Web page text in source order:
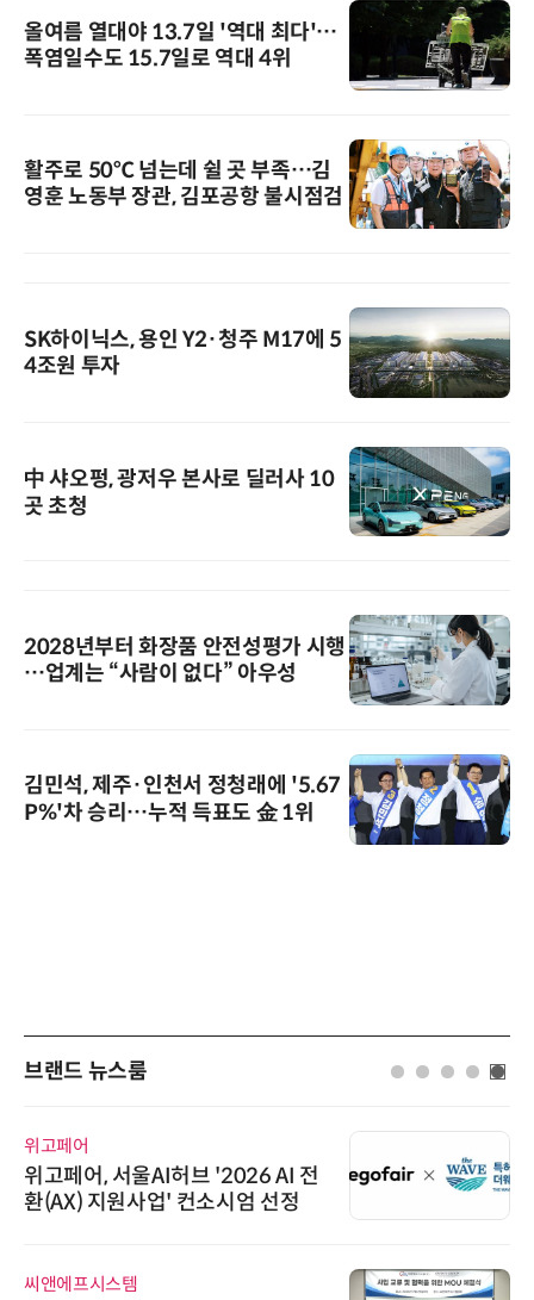
올여름 열대야 13.7일 '역대 최다'…
폭염일수도 15.7일로 역대 4위
활주로 50℃ 넘는데 쉴 곳 부족…김
영훈 노동부 장관, 김포공항 불시점검
SK하이닉스, 용인 Y2·청주 M17에 5
4조원 투자
中 샤오펑, 광저우 본사로 딜러사 10
곳 초청
2028년부터 화장품 안전성평가 시행
…업계는 “사람이 없다” 아우성
김민석, 제주·인천서 정청래에 '5.67
P%'차 승리…누적 득표도 金 1위
브랜드 뉴스룸
위고페어
위고페어, 서울AI허브 '2026 AI 전
환(AX) 지원사업' 컨소시엄 선정
씨앤에프시스템